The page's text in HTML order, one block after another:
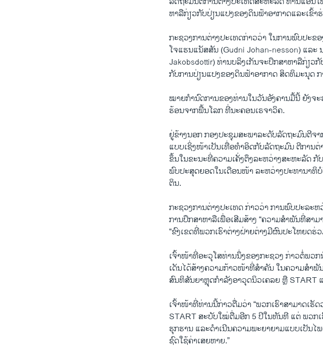
ຫາລືກ່ຽວກັບປ່ຽນແປງຂອງດິນຟ້າອາກາດແລະເຂົ້
ກະຊວງການຕ່າງປະເທດກ່າວວ່າ ໃນການພົບປະ
ໂຈແຮນແນັສສັນ (Gudni Johan-nesson) ແລ
Jakobsdottir) ທ່ານບລິງເກັນຈະປຶກສາຫາລືກ່ຽ
ກັບການປ່ຽນແປງຂອງດິນຟ້າອາກາດ ສິດທິມະນຸດ
ໝາຍກຳນົດການຂອງທ່ານໃນວັນອັງຄານມື້ນີ້ ຍັງຈ
ຮ້ອນຈາກພື້ນໂລກ ທີ່ນະຄອນເຣຈາວິຄ.
ຢູ່ຂ້າງນອກ ກອງປະຊຸມສະພາລະດັບລັດຖະມົນຕີຈ
ແບບເຊິ່ງໜ້າເປັນເທື່ອທຳອິດກັບລັດຖະມົນ ຕີການ
ຂຶ້ນໃນຂະນະທີ່ຄວາມເຄັ່ງຕຶງລະຫວ່າງສະຫະລັດ
ພົບປະສຸດຍອດໃນເດືອນໜ້າ ລະຫວ່າງປະທານາທິ
ຕິນ.
ກະຊວງການຕ່າງປະເທດ ກ່າວວ່າ ການພົບປະລະ
ການປຶກສາຫາລືເພື່ອເສີມສ້າງ “ຄວາມສຳພັນທີ່ສາ
“ຂົງເຂດທີ່ພວກເຮົາຕ່າງຝ່າຍຕ່າງມີຜົນປະໂຫຍດຮ່
ເຈົ້າໜ້າທີ່ອະວຸໂສທ່ານນຶ່ງຂອງກະຊວງ ກ່າວຕໍ່ພວ
ເດັນໄດ້ສ້າງຄວາມກ້າວໜ້າທີ່ສຳຄັນ ໃນຄວາມສຳ
ສົນທິສັນຍາຫຼຸດກຳລັງອາວຸດນິວເຄລຍ ຫຼື START
ເຈົ້າໜ້າທີ່ທ່ານນີ້ກ່າວຕື່ມວ່າ “ພວກເຮົາສາມາດເ
START ສະບັບໃໝ່ຕື່ມອີກ 5 ປີໃນທັນທີ ແຕ່ ພວກ
ຮຸກຮານ ແລະດຳເນີນຄວາມພະຍາຍາມແບບເປັນ
ຊົດໃຊ້ຄ່າເສຍຫາຍ.”